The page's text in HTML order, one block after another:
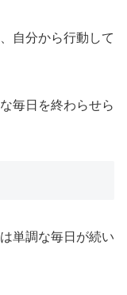
自分から行動して
毎日を終わらせら
単調な毎日が続い